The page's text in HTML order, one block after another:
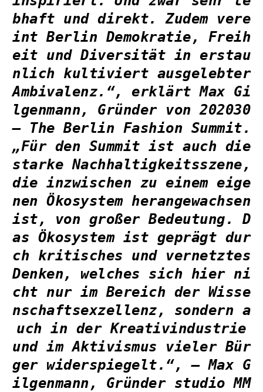
bhaft und direkt. Zudem vere
int Berlin Demokratie, Freih
eit und Diversität in erstau
nlich kultiviert ausgelebter
Ambivalenz.“, erklärtMax Gi
lgenmann, Gründer von 202030
– The Berlin Fashion Summit.
„Für den Summit ist auch die
starke Nachhaltigkeitsszene,
die inzwischen zu einem eige
nen Ökosystem herangewachsen
ist, von großer Bedeutung. D
as Ökosystem ist geprägt dur
ch kritisches und vernetztes
Denken, welches sich hier ni
cht nur im Bereich der Wisse
nschaftsexzellenz, sondern a
uch in der Kreativindustrie
und im Aktivismus vieler Bür
ger widerspiegelt.“, – Max G
ilgenmann, Gründer studio MM